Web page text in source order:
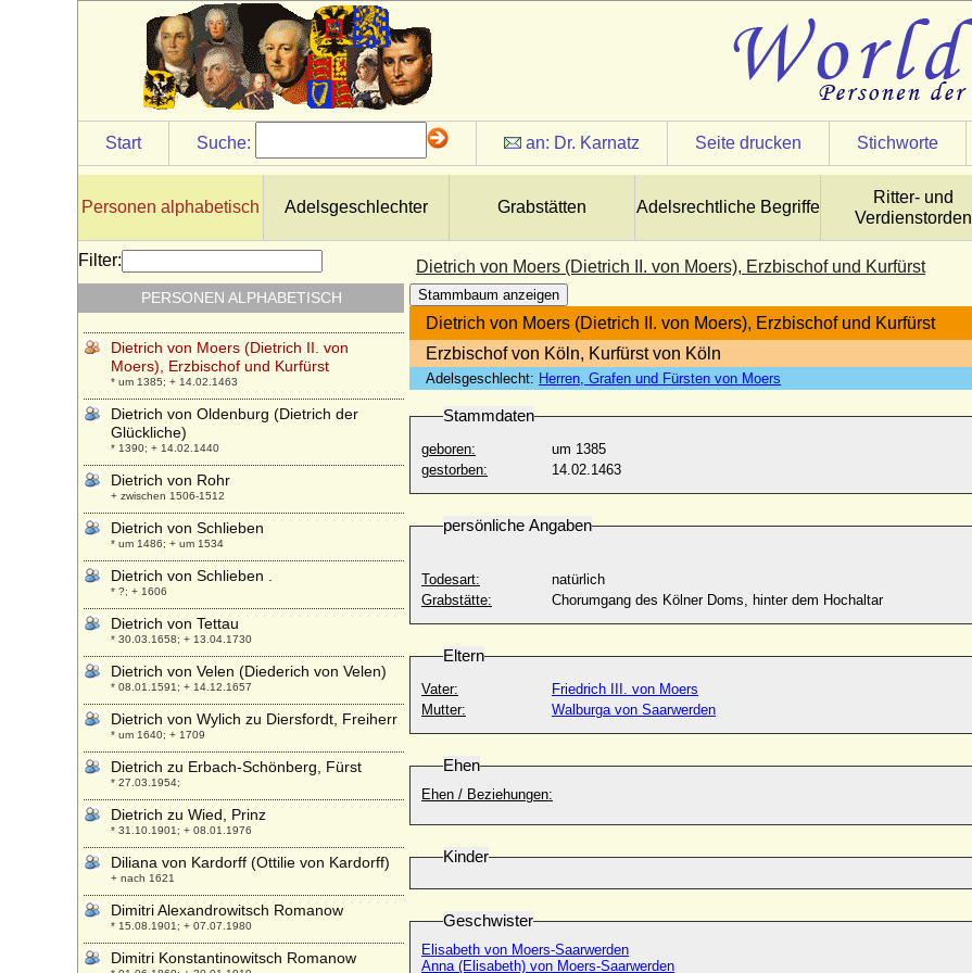
Start Suche: an: Dr. Karnatz Seite drucken Stichworte
Personen alphabetisch Adelsgeschlechter Grabstätten Adelsrechtliche Begriffe
Ritter- und
Verdienstorden
Dietrich von Moers (Dietrich II. von Moers), Erzbischof und Kurfürst
Stammbaum anzeigen
Dietrich von Moers (Dietrich II. von Moers), Erzbischof und Kurfürst
Erzbischof von Köln, Kurfürst von Köln
Adelsgeschlecht: Herren, Grafen und Fürsten von Moers
Stammdaten
geboren:
um 1385
gestorben:
14.02.1463
persönliche Angaben
Todesart:
natürlich
Grabstätte:
Chorumgang des Kölner Doms, hinter dem Hochaltar
Eltern
Vater:
Friedrich III. von Moers
Mutter:
Walburga von Saarwerden
Ehen
Ehen / Beziehungen:
Kinder
Geschwister
Elisabeth von Moers-Saarwerden
Anna (Elisabeth) von Moers-Saarwerden
Filter:
PERSONEN ALPHABETISCH
Dietrich VII. von Cleve, genannt von
Meißen (Dietrich V.)
* 1226; + 18.03.1275
Dietrich VII. von Holland
* um 1163; + 04.11.1203
Dietrich VIII. von Cleve (Dietrich VI.)
* ?; + 27.06.1699
* 02.08.1702; + 02.12.1769
Dietrich von Katlenburg (Dietrich II. von
Katlenburg)
* unbekannt; + 21.01.1085
Dietrich von Moers (Dietrich II. von
Moers), Erzbischof und Kurfürst
* um 1385; + 14.02.1463
Dietrich von Oldenburg (Dietrich der
Glückliche)
* 1390; + 14.02.1440
Dietrich von Rohr
+ zwischen 1506-1512
Dietrich von Schlieben
* um 1486; + um 1534
Dietrich von Schlieben .
* ?; + 1606
Dietrich von Tettau
* 30.03.1658; + 13.04.1730
Dietrich von Velen (Diederich von Velen)
* 08.01.1591; + 14.12.1657
Dietrich von Wylich zu Diersfordt, Freiherr
* um 1640; + 1709
Dietrich zu Erbach-Schönberg, Fürst
* 27.03.1954;
Dietrich zu Wied, Prinz
* 31.10.1901; + 08.01.1976
Diliana von Kardorff (Ottilie von Kardorff)
+ nach 1621
Dimitri Alexandrowitsch Romanow
* 15.08.1901; + 07.07.1980
Dimitri Konstantinowitsch Romanow